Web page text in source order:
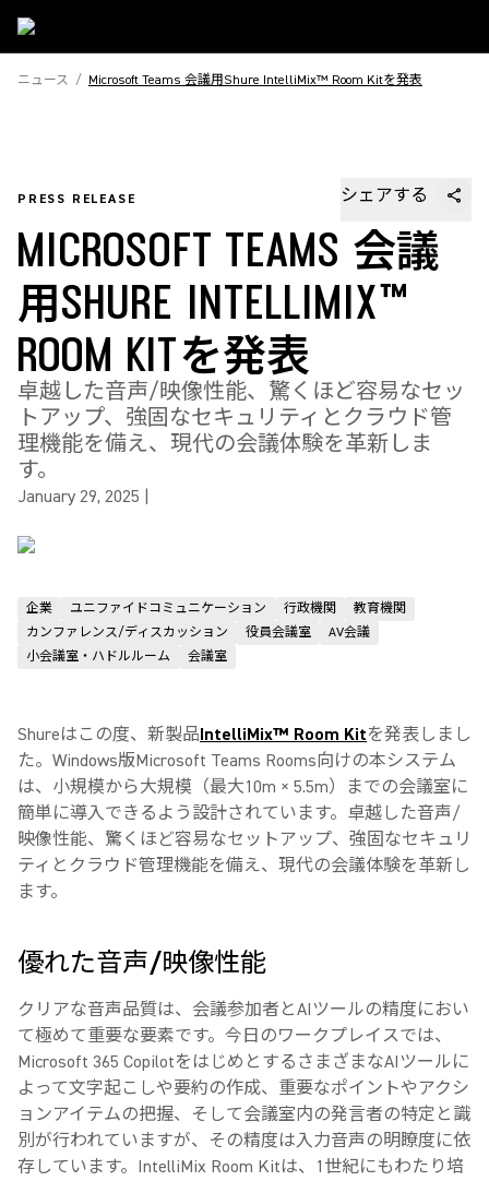
ニュース / Microsoft Teams 会議用Shure IntelliMix™ Room Kitを発表
PRESS RELEASE シェアする
MICROSOFT TEAMS 会議
用SHURE INTELLIMIX™
ROOM KITを発表
卓越した音声/映像性能、驚くほど容易なセッ
トアップ、強固なセキュリティとクラウド管
理機能を備え、現代の会議体験を革新しま
す。
January 29, 2025
企業 ユニファイドコミュニケーション 行政機関
教育機関
カンファレンス/ディスカッション
役員会議室
AV会議
小会議室・ハドルルーム
会議室
Shureはこの度、新製品IntelliMix™ Room Kitを発表しまし
た。Windows版Microsoft Teams Rooms向けの本システム
は、小規模から大規模（最大10m × 5.5m）までの会議室に
簡単に導入できるよう設計されています。卓越した音声/
映像性能、驚くほど容易なセットアップ、強固なセキュリ
ティとクラウド管理機能を備え、現代の会議体験を革新し
ます。
優れた音声/映像性能
クリアな音声品質は、会議参加者とAIツールの精度におい
て極めて重要な要素です。今日のワークプレイスでは、
Microsoft 365 CopilotをはじめとするさまざまなAIツールに
よって文字起こしや要約の作成、重要なポイントやアクシ
ョンアイテムの把握、そして会議室内の発言者の特定と識
別が行われていますが、その精度は入力音声の明瞭度に依
存しています。IntelliMix Room Kitは、1世紀にもわたり培